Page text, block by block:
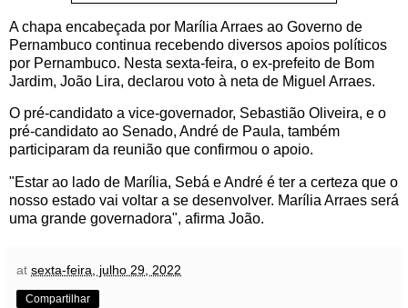
A chapa encabeçada por Marília Arraes ao Governo de
Pernambuco continua recebendo diversos apoios políticos
por Pernambuco. Nesta sexta-feira, o ex-prefeito de Bom
Jardim, João Lira, declarou voto à neta de Miguel Arraes.
O pré-candidato a vice-governador, Sebastião Oliveira, e o
pré-candidato ao Senado, André de Paula, também
participaram da reunião que confirmou o apoio.
"Estar ao lado de Marília, Sebá e André é ter a certeza que o
nosso estado vai voltar a se desenvolver. Marília Arraes será
uma grande governadora", afirma João.
at sexta-feira, julho 29, 2022
Compartilhar